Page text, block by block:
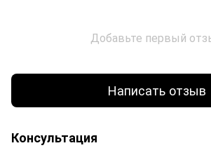
Добавьте первый
Написать отзыв
Консультация